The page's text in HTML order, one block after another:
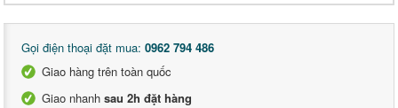
Gọi điện thoại đặt mua: 0962 794 486
Giao hàng trên toàn quốc
Giao nhanh sau 2h đặt hàng